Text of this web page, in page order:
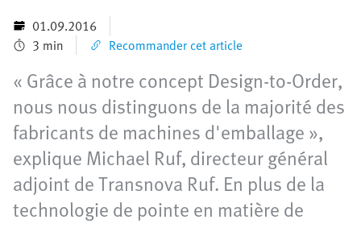
01.09.2016
3 min
Recommander cet article
« Grâce à notre concept Design-to-Order,
nous nous distinguons de la majorité des
fabricants de machines d'emballage »,
explique Michael Ruf, directeur général
adjoint de Transnova Ruf. En plus de la
technologie de pointe en matière de